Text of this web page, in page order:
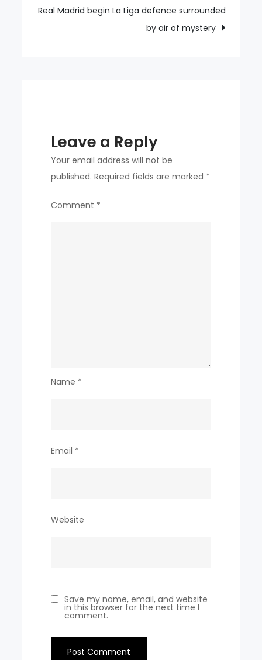
tone
Real Madrid begin La Liga defence surrounded
by air of mystery
Leave a Reply
Your email address will not be
published. Required fields are marked *
Comment *
Name *
Email *
Website
Save my name, email, and website
in this browser for the next time I
comment.